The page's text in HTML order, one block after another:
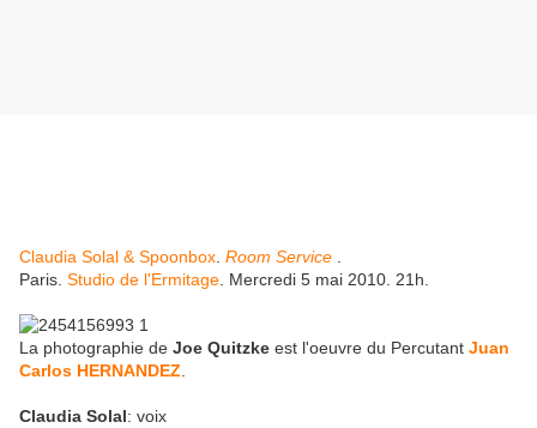
Claudia Solal & Spoonbox Room Service
Paris. Studio de l'Ermitage . Mercredi 5 mai 2010. 21h.
La photographie de Joe Quitzke est l'oeuvre du Percutant Juan
Carlos HERNANDEZ
Claudia Solal: voix